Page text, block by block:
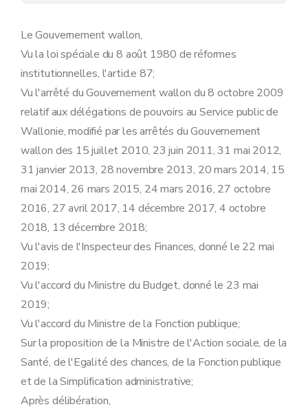
Art. 17
Dispositions communes en matière de marchés publics
Sous-section 1 er Définitions
Art. 18
Sous-section 2
Dispositions relatives au choix du mode de passation, à l'adoption des documents de marché, à la sélection qualitative et à l'attribution, à la vérification des prix du marché
Art. 19
Art. 20
Art. 21
Art. 22
Art. 23
Art. 24
Art. 25
Art. 26
Section 5 Délégations particulières communes
Art. 27
Art. 28
Art. 29
Art. 31
Art. 32
Art. 34
Art. 35
Art. 35/1
Chapitre II Dispositions relatives au Service public de Wallonie Secrétariat général
Section 1 re Délégations budgétaires
Art. 36
Art. 37
Le Gouvernement wallon,
Vu la loi spéciale du 8 août 1980 de réformes
institutionnelles, l'article 87;
Vu l'arrêté du Gouvernement wallon du 8 octobre 2009
relatif aux délégations de pouvoirs au Service public de
Wallonie, modifié par les arrêtés du Gouvernement
wallon des 15 juillet 2010, 23 juin 2011, 31 mai 2012,
31 janvier 2013, 28 novembre 2013, 20 mars 2014, 15
mai 2014, 26 mars 2015, 24 mars 2016, 27 octobre
2016, 27 avril 2017, 14 décembre 2017, 4 octobre
2018, 13 décembre 2018;
Vu l'avis de l'Inspecteur des Finances, donné le 22 mai
2019;
Vu l'accord du Ministre du Budget, donné le 23 mai
2019;
Vu l'accord du Ministre de la Fonction publique;
Sur la proposition de la Ministre de l'Action sociale, de la
Santé, de l'Egalité des chances, de la Fonction publique
et de la Simplification administrative;
Après délibération,